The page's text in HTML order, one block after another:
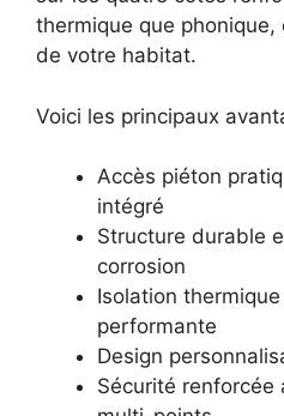
thermique que
de votre habitat.
Voici les principaux
Accès piéton
intégré
Structure durable
corrosion
Isolation
performante
Design
Sécurité renforcée